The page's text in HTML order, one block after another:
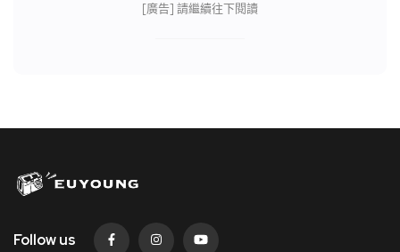
[廣告] 請繼續往下閱讀
Follow us